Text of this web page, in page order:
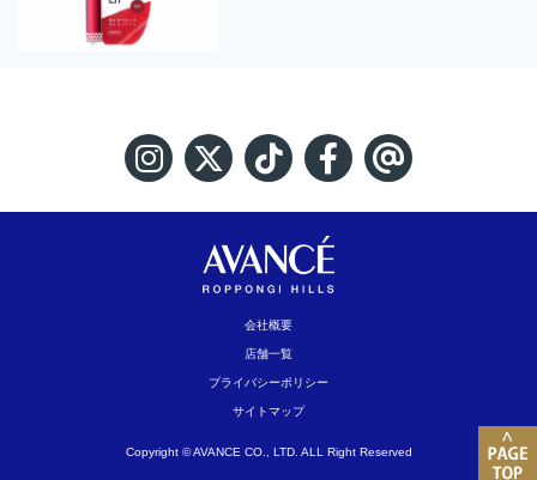
会社概要
店舗一覧
プライバシーポリシー
サイトマップ
Copyright © AVANCE CO., LTD. ALL Right Reserved